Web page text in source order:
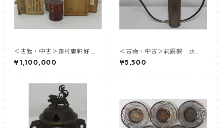
＜古物・中古＞藤村庸軒好 竹
中次 有沢弌恒箱書 初代 中
村宗哲
¥1,100,000
＜古物・中古＞純銅製 水
注 ※箱ナシ
¥5,500